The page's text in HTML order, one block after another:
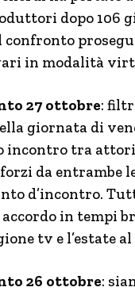
dopo 106
confronto
in modalità
27 ottobre:
giornata di
incontro tra
da entrambe
d’incontro.
in tempi
tv e l’estate al
26 ottobre: